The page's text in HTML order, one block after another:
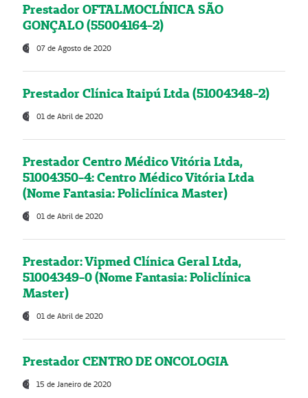
Prestador OFTALMOCLÍNICA SÃO
GONÇALO (55004164-2)
07 de Agosto de 2020
Prestador Clínica Itaipú Ltda (51004348-2)
01 de Abril de 2020
Prestador Centro Médico Vitória Ltda,
51004350-4: Centro Médico Vitória Ltda
(Nome Fantasia: Policlínica Master)
01 de Abril de 2020
Prestador: Vipmed Clínica Geral Ltda,
51004349-0 (Nome Fantasia: Policlínica
Master)
01 de Abril de 2020
Prestador CENTRO DE ONCOLOGIA
15 de Janeiro de 2020